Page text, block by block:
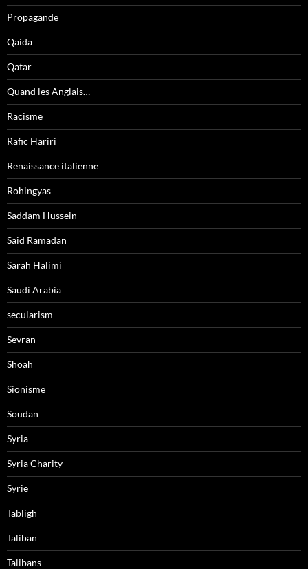
Propagande
Qaida
Qatar
Quand les Anglais…
Racisme
Rafic Hariri
Renaissance italienne
Rohingyas
Saddam Hussein
Said Ramadan
Sarah Halimi
Saudi Arabia
secularism
Sevran
Shoah
Sionisme
Soudan
Syria
Syria Charity
Syrie
Tabligh
Taliban
Talibans